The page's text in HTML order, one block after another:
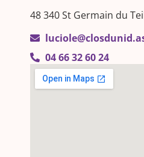
48 340 St Germain du
04 66 32 60 24